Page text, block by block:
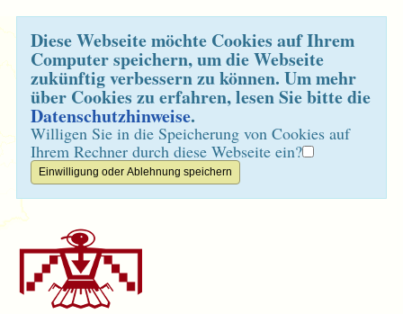
Diese Webseite möchte Cookies auf Ihrem
Computer speichern, um die Webseite
zukünftig verbessern zu können. Um mehr
über Cookies zu erfahren, lesen Sie bitte die
Datenschutzhinweise.
Willigen Sie in die Speicherung von Cookies auf
Ihrem Rechner durch diese Webseite ein?